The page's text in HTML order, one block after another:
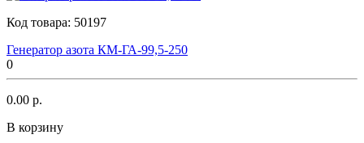
Код товара: 50197
Генератор азота КМ-ГА-99,5-250
0
0.00 р.
В корзину